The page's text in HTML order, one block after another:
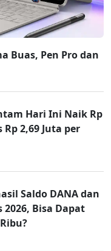
Buas, Pen Pro dan
Hari Ini Naik Rp
Rp 2,69 Juta per
Saldo DANA dan
2026, Bisa Dapat